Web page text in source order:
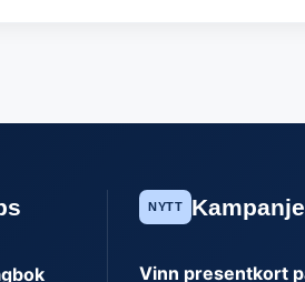
NYTT
Vinn presentkort